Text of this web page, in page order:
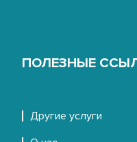
ПОЛЕЗНЫЕ
Другие услуги